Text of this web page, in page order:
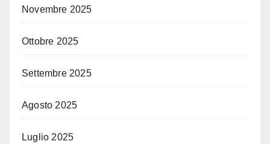
Novembre 2025
Ottobre 2025
Settembre 2025
Agosto 2025
Luglio 2025